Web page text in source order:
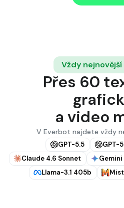
Vždy
Přes 60
a video
V Everbot najdete vždy
GPT-5.5 GPT-
Claude 4.6 Sonnet
Gemini
Llama-3.1 405b